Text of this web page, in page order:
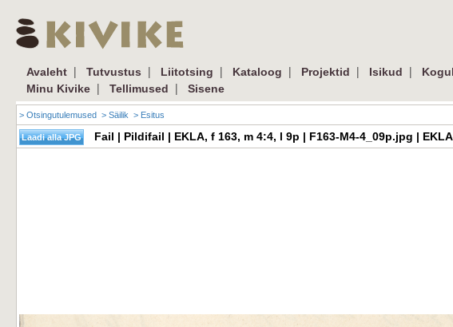
Avaleht | Tutvustus | Liitotsing | Kataloog | Projektid | Isikud |
Minu Kivike | Tellimused | Sisene
> Otsingutulemused > Säilik > Esitus
Fail | Pildifail | EKLA, f 163, m 4:4, l 9p | F163-M4-4_09p.jpg |